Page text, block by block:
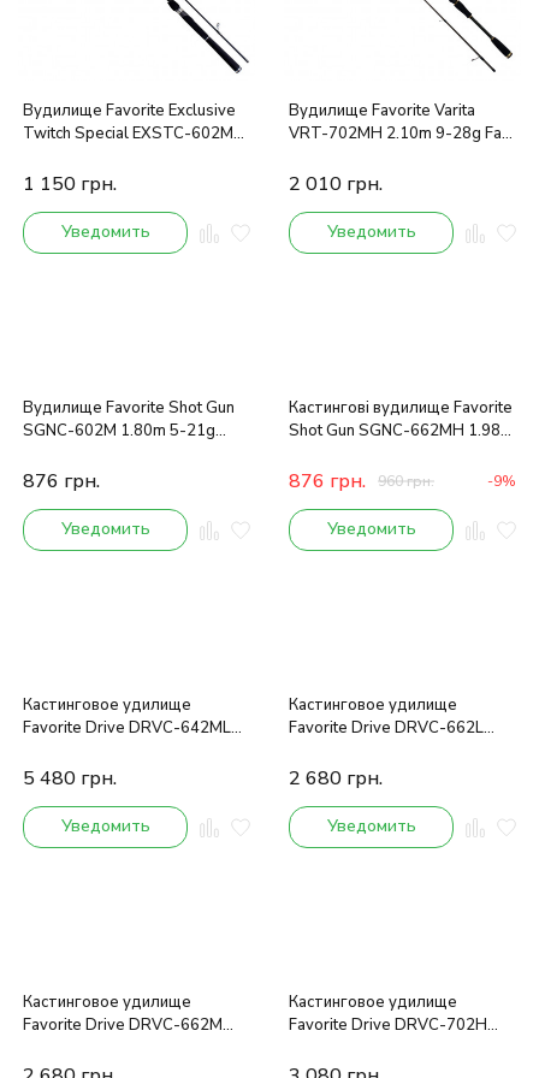
Вудилище Favorite Exclusive
Twitch Special EXSTC-602M
1 150 грн.
Уведомить
Вудилище Favorite Varita
VRT-702MH 2.10m 9-28g Fast
2 010 грн.
Уведомить
Вудилище Favorite Shot Gun
SGNC-602M 1.80m 5-21g
876 грн.
Уведомить
Кастингові вудилище Favorite
Shot Gun SGNC-662MH 1.98m
876 грн. 960грн. -9%
Уведомить
Кастинговое удилище
Favorite Drive DRVC-642ML
5 480 грн.
Уведомить
Кастинговое удилище
Favorite Drive DRVC-662L
2 680 грн.
Уведомить
Кастинговое удилище
Favorite Drive DRVC-662M
Кастинговое удилище
Favorite Drive DRVC-702H